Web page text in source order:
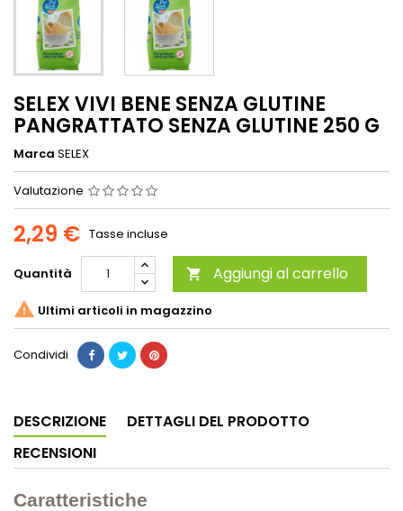
SELEX VIVI BENE SENZA GLUTINE
PANGRATTATO SENZA GLUTINE 250 G
Marca SELEX
Valutazione
2,29 € Tasse incluse
Quantità  Aggiungi al carrello
 Ultimi articoli in magazzino
Condividi
DESCRIZIONE
DETTAGLI DEL PRODOTTO
RECENSIONI
Caratteristiche